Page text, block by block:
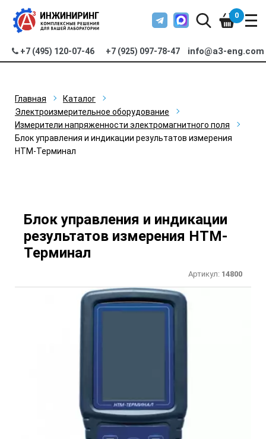
+7 (495) 120-07-46 +7 (925) 097-78-47 info@a3-eng.com
0
Главная
Каталог
Электроизмерительное оборудование
Измерители напряженности электромагнитного поля
Блок управления и индикации результатов измерения
НТМ-Терминал
Блок управления и индикации
результатов измерения НТМ-
Терминал
Артикул: 14800